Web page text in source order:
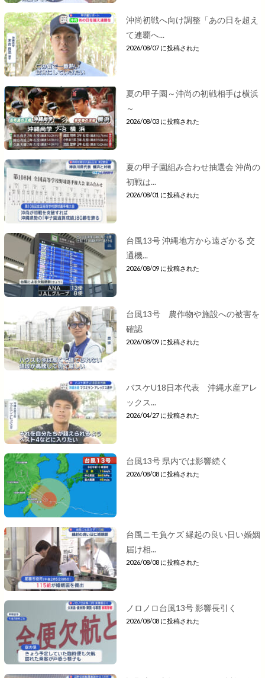
沖尚初戦へ向け調整「あの日を超え
て連覇へ...
2026/08/07 に投稿された
夏の甲子園～沖尚の初戦相手は横浜
～
2026/08/03 に投稿された
夏の甲子園組み合わせ抽選会 沖尚の
初戦は...
2026/08/01 に投稿された
台風13号 沖縄地方から遠ざかる 交
通機...
2026/08/09 に投稿された
台風13号 農作物や施設への被害を
確認
2026/08/09 に投稿された
バスケU18日本代表 沖縄水産アレ
ックス...
2026/04/27 に投稿された
台風13号 県内では影響続く
2026/08/08 に投稿された
台風ニモ負ケズ 縁起の良い日い婚姻
届け相...
2026/08/08 に投稿された
ノロノロ台風13号 影響長引く
2026/08/08 に投稿された